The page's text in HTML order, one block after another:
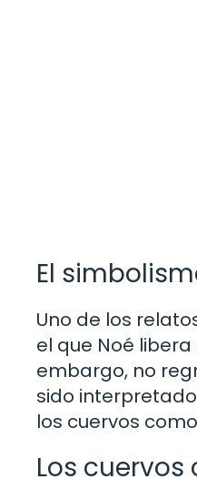
El
Uno de los
el que Noé
embargo, no
sido
los cuervos
Los